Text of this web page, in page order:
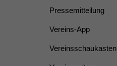
Pressemitteilung
Vereins-App
Vereinsschaukasten